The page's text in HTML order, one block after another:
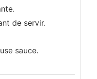
de servir.
sauce.